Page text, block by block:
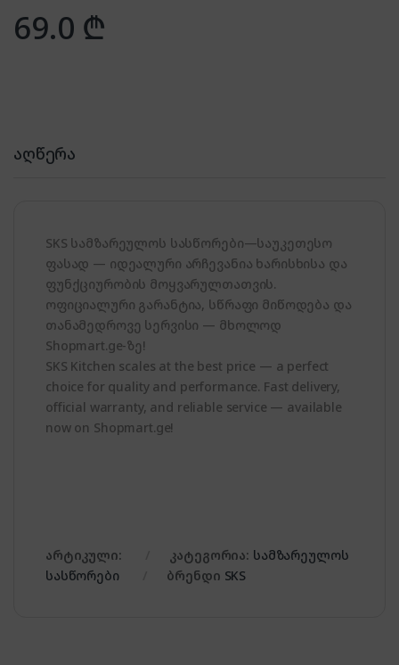
69.0 ₾
აღწერა
SKS სამზარეულოს სასწორები—საუკეთესო
ფასად — იდეალური არჩევანია ხარისხისა და
ფუნქციურობის მოყვარულთათვის.
ოფიციალური გარანტია, სწრაფი მიწოდება და
თანამედროვე სერვისი — მხოლოდ
Shopmart.ge-ზე!
SKS Kitchen scales at the best price — a perfect
choice for quality and performance. Fast delivery,
official warranty, and reliable service — available
now on Shopmart.ge!
არტიკული: კატეგორია: სამზარეულოს
სასწორები
ბრენდი SKS